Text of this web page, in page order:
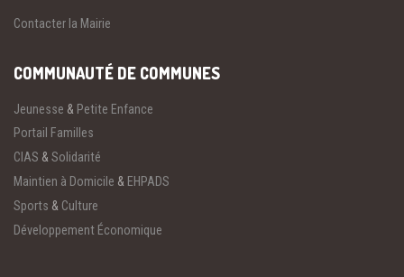
Contacter la Mairie
COMMUNAUTÉ DE COMMUNES
Jeunesse & Petite Enfance
Portail Familles
CIAS & Solidarité
Maintien à Domicile & EHPADS
Sports & Culture
Développement Économique